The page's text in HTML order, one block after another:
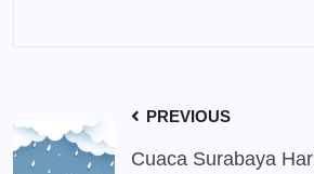
PREVIOUS
Cuaca Surabaya